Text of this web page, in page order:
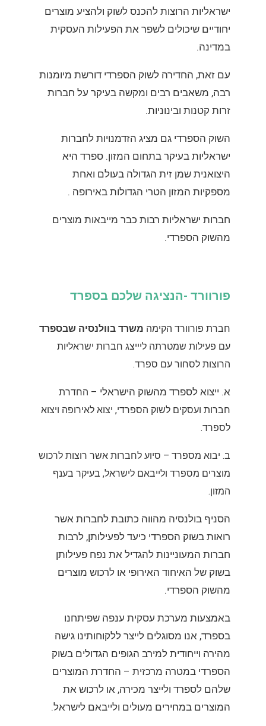
ישראליות הרוצות להכנס לשוק ולהציע מוצרים
יחודיים שיכולים לשפר את הפעילות העסקית
במדינה.
עם זאת, החדירה לשוק הספרדי דורשת מיומנות
רבה, משאבים רבים ומקשה בעיקר על חברות
זרות קטנות ובינוניות.
השוק הספרדי גם מציג הזדמנויות לחברות
ישראליות בעיקר בתחום המזון. ספרד היא
היצואנית שמן זית הגדולה בעולם ואחת
מספקיות המזון הטרי הגדולות באירופה .
חברות ישראליות רבות כבר מייבאות מוצרים
מהשוק הספרדי.
פורוורד -הנציגה שלכם בספרד
חברת פורוורד הקימה משרד בוולנסיה שבספרד
עם פעילות שמטרתה ליייצג חברות ישראליות
הרוצות לסחור עם ספרד.
א. ייצוא לספרד מהשוק הישראלי – החדרת
חברות ועסקים לשוק הספרדי, יצוא לאירופה ויצוא
לספרד.
ב. יבוא מספרד – סיוע לחברות אשר רוצות לרכוש
מוצרים מספרד ולייבאם לישראל, בעיקר בענף
המזון.
הסניף בולנסיה מהווה כתובת לחברות אשר
רואות בשוק הספרדי כיעד לפעילותן, לרבות
חברות המעוניינות להגדיל את נפח פעילותן
בשוק של האיחוד האירופי או לרכוש מוצרים
מהשוק הספרדי.
באמצעות מערכת עסקית ענפה שפיתחנו
בספרד, אנו מסוגלים לייצר ללקוחותינו גישה
מהירה וייחודית למירב הגופים הגדולים בשוק
הספרדי במטרה מרכזית – החדרת המוצרים
שלהם לספרד ולייצר מכירה, או לרכוש את
המוצרים במחירים מעולים ולייבאם לישראל.